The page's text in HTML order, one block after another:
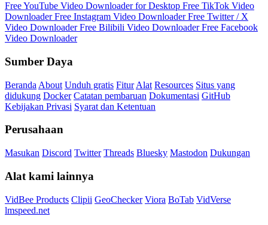
Free YouTube Video Downloader for Desktop Free TikTok Video
DownloaderFree Instagram Video DownloaderFree Twitter / X
Video DownloaderFree Bilibili Video DownloaderFree Facebook
Video Downloader
Sumber Daya
Beranda About Unduh gratis Fitur Alat Resources Situs yang
didukung Docker Catatan pembaruan Dokumentasi GitHub
Kebijakan Privasi Syarat dan Ketentuan
Perusahaan
Masukan Discord Twitter Threads Bluesky Mastodon Dukungan
Alat kami lainnya
VidBee Products Clipii GeoChecker Viora BoTab VidVerse
lmspeed.net